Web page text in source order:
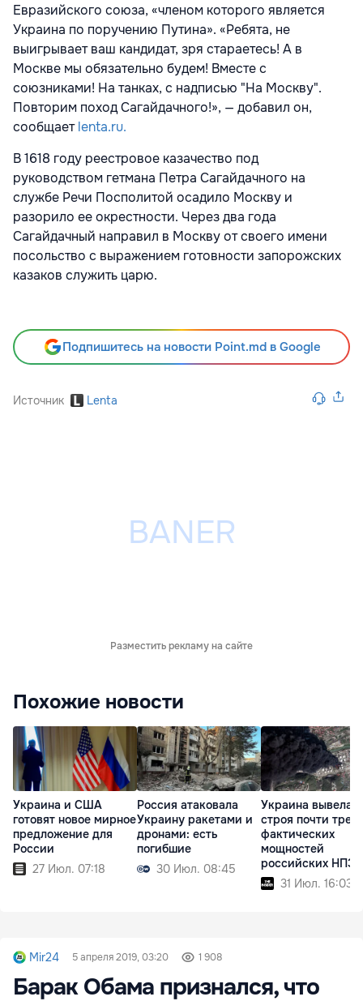
Евразийского союза, «членом которого является
Украина по поручению Путина». «Ребята, не
выигрывает ваш кандидат, зря стараетесь! А в
Москве мы обязательно будем! Вместе с
союзниками! На танках, с надписью "На Москву".
Повторим поход Сагайдачного!», — добавил он,
сообщаетlenta.ru.
В 1618 году реестровое казачество под
руководством гетмана Петра Сагайдачного на
службе Речи Посполитой осадило Москву и
разорило ее окрестности. Через два года
Сагайдачный направил в Москву от своего имени
посольство с выражением готовности запорожских
казаков служить царю.
Подпишитесь на новости Point.md в Google
Источник Lenta
Разместить рекламу на сайте
Похожие новости
Украина и США
готовят новое мирное
предложение для
России
27 Июл. 07:18
Россия атаковала
Украину ракетами и
дронами: есть
погибшие
30 Июл. 08:45
Украина вывела
строя почти треть
фактических
мощностей
российских НПЗ
31 Июл. 16:03
Mir24 5 апреля 2019, 03:20 1 908
Барак Обама признался, что